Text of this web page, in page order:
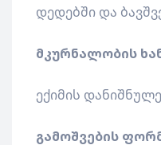
დედებში და
მკურნალობის
ექიმის
გამოშვების